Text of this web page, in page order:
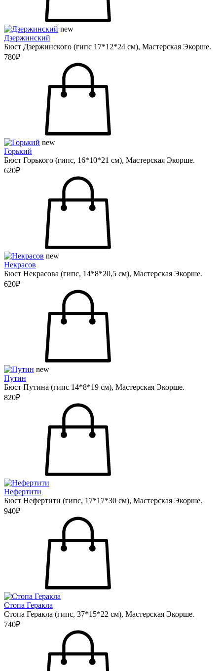
new
Дзержинский
Бюст Дзержинского (гипс 17*12*24 см), Мастерская Экорше.
780₽
new
Горький
Бюст Горького (гипс, 16*10*21 см), Мастерская Экорше.
620₽
new
Некрасов
Бюст Некрасова (гипс, 14*8*20,5 см), Мастерская Экорше.
620₽
new
Путин
Бюст Путина (гипс 14*8*19 см), Мастерская Экорше.
820₽
Нефертити
Бюст Нефертити (гипс, 17*17*30 см), Мастерская Экорше.
940₽
Стопа Геракла
Стопа Геракла (гипс, 37*15*22 см), Мастерская Экорше.
740₽